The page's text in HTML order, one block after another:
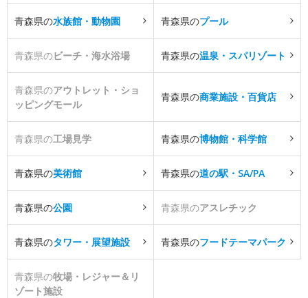
青森県の水族館・動物園 青森県のプール
青森県のビーチ・海水浴場 青森県の温泉・スパリゾート
青森県のアウトレット・ショ
ッピングモール
青森県の商業施設・百貨店
青森県の工場見学 青森県の博物館・科学館
青森県の美術館 青森県の道の駅・SA/PA
青森県の公園 青森県のアスレチック
青森県のタワー・展望施設 青森県のフードテーマパーク
青森県の牧場・レジャー＆リ
ゾート施設